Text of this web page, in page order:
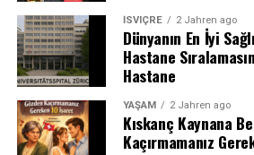
İSVIÇRE 2 Jahren ago
Dünyanın En İyi
Hastane
Hastane
YAŞAM 2 Jahren ago
Kıskanç Kaynana
Kaçırmamanız